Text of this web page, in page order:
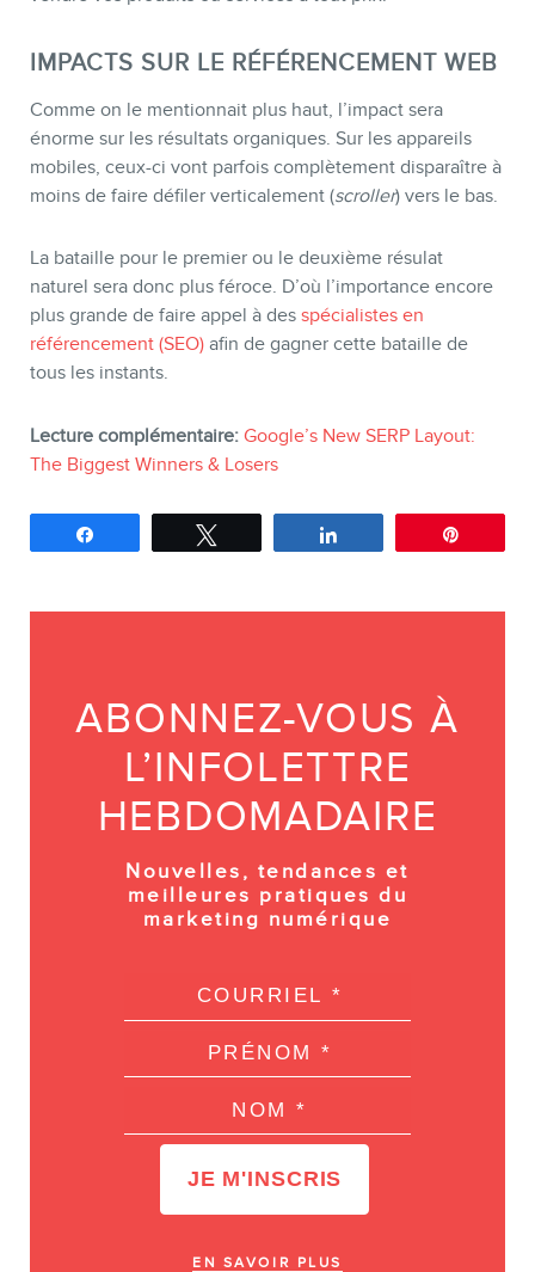
IMPACTS SUR LE RÉFÉRENCEMENT WEB
Comme on le mentionnait plus haut, l’impact sera
énorme sur les résultats organiques. Sur les appareils
mobiles, ceux-ci vont parfois complètement disparaître à
moins de faire défiler verticalement (scroller) vers le bas.
La bataille pour le premier ou le deuxième résulat
naturel sera donc plus féroce. D’où l’importance encore
plus grande de faire appel à des spécialistes en
référencement (SEO) afin de gagner cette bataille de
tous les instants.
Lecture complémentaire: Google’s New SERP Layout:
The Biggest Winners & Losers
ABONNEZ-VOUS À
L’INFOLETTRE
HEBDOMADAIRE
Nouvelles, tendances et
meilleures pratiques du
marketing numérique
EN SAVOIR PLUS